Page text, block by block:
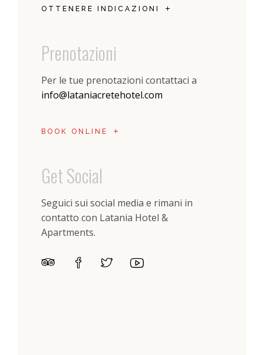
OTTENERE INDICAZIONI
Prenotazioni
Per le tue prenotazioni contattaci a
info@lataniacretehotel.com
BOOK ONLINE
Get Social
Seguici sui social media e rimani in
contatto con Latania Hotel &
Apartments.